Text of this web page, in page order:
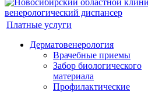
Платные услуги
Дерматовенерология
Врачебные приемы
Забор биологического
материала
Профилактические